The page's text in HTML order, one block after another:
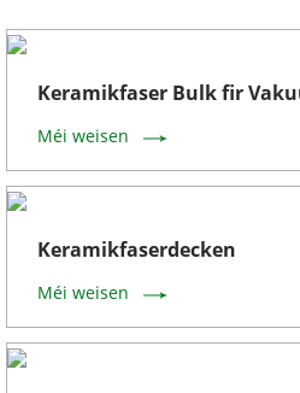
Keramikfaser Bulk fir
Méi weisen
Keramikfaserdecken
Méi weisen